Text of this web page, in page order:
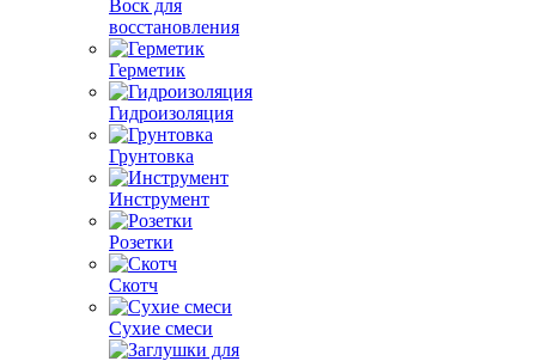
Воск для
восстановления
Герметик
Гидроизоляция
Грунтовка
Инструмент
Розетки
Скотч
Сухие смеси